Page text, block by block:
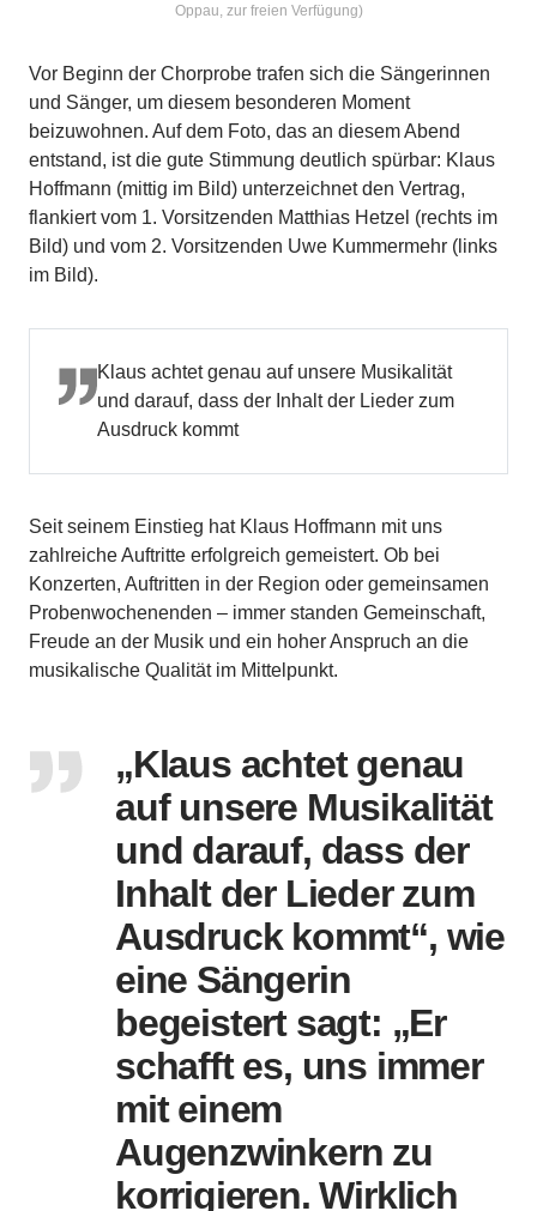
Oppau, zur freien Verfügung)
Vor Beginn der Chorprobe trafen sich die Sängerinnen
und Sänger, um diesem besonderen Moment
beizuwohnen. Auf dem Foto, das an diesem Abend
entstand, ist die gute Stimmung deutlich spürbar: Klaus
Hoffmann (mittig im Bild) unterzeichnet den Vertrag,
flankiert vom 1. Vorsitzenden Matthias Hetzel (rechts im
Bild) und vom 2. Vorsitzenden Uwe Kummermehr (links
im Bild).
Klaus achtet genau auf unsere Musikalität
und darauf, dass der Inhalt der Lieder zum
Ausdruck kommt
Seit seinem Einstieg hat Klaus Hoffmann mit uns
zahlreiche Auftritte erfolgreich gemeistert. Ob bei
Konzerten, Auftritten in der Region oder gemeinsamen
Probenwochenenden – immer standen Gemeinschaft,
Freude an der Musik und ein hoher Anspruch an die
musikalische Qualität im Mittelpunkt.
„Klaus achtet genau
auf unsere Musikalität
und darauf, dass der
Inhalt der Lieder zum
Ausdruck kommt“, wie
eine Sängerin
begeistert sagt: „Er
schafft es, uns immer
mit einem
Augenzwinkern zu
korrigieren. Wirklich